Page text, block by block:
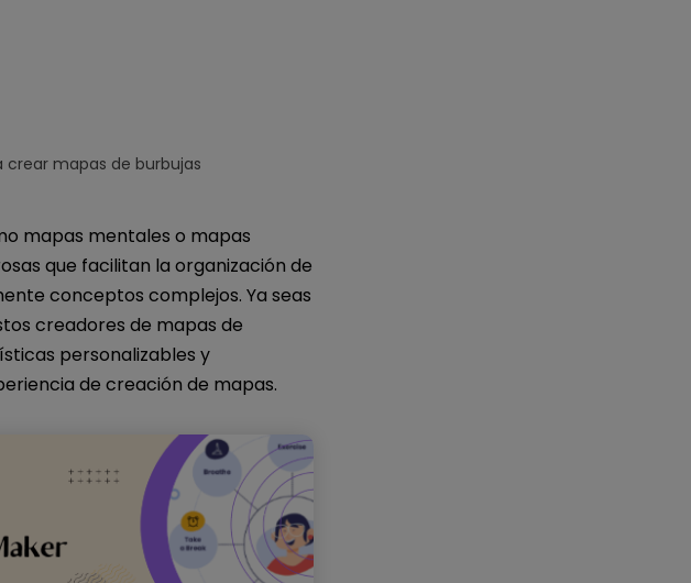
crear mapas de burbujas
mapas mentales o mapas
que facilitan la organización de
conceptos complejos. Ya seas
creadores de mapas de
personalizables y
de creación de mapas.